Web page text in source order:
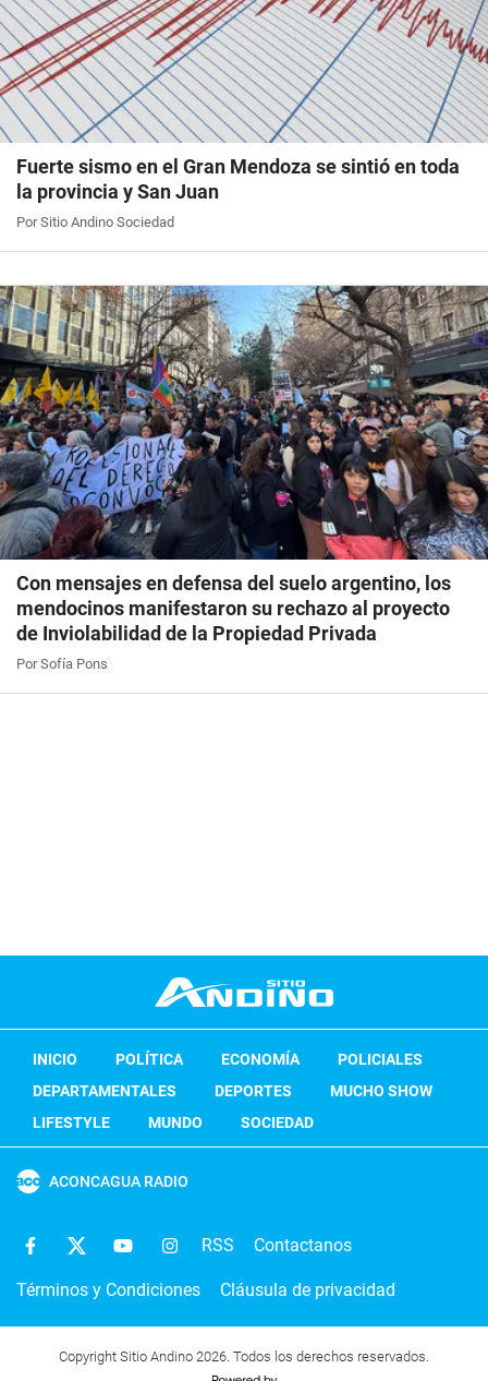
Fuerte sismo en el Gran Mendoza se sintió en toda
la provincia y San Juan
Por Sitio Andino Sociedad
Con mensajes en defensa del suelo argentino, los
mendocinos manifestaron su rechazo al proyecto
de Inviolabilidad de la Propiedad Privada
Por Sofía Pons
INICIO POLÍTICA ECONOMÍA
POLICIALES
DEPARTAMENTALES
DEPORTES
MUCHO SHOW
LIFESTYLE
MUNDO SOCIEDAD
ACONCAGUA RADIO
RSS Contactanos
Términos y Condiciones Cláusula de privacidad
Copyright Sitio Andino 2026. Todos los derechos reservados.